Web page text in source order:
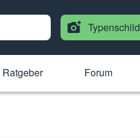
Typenschild
Ratgeber Forum